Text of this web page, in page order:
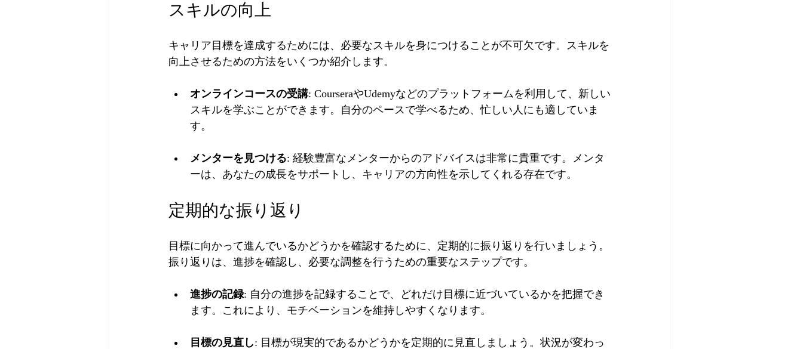
スキルの向上
キャリア目標を達成するためには、必要なスキルを身につけることが不可欠です。スキルを
向上させるための方法をいくつか紹介します。
オンラインコースの受講: CourseraやUdemyなどのプラットフォームを利用して、新しい
スキルを学ぶことができます。自分のペースで学べるため、忙しい人にも適していま
す。
メンターを見つける: 経験豊富なメンターからのアドバイスは非常に貴重です。メンタ
ーは、あなたの成長をサポートし、キャリアの方向性を示してくれる存在です。
定期的な振り返り
目標に向かって進んでいるかどうかを確認するために、定期的に振り返りを行いましょう。
振り返りは、進捗を確認し、必要な調整を行うための重要なステップです。
進捗の記録: 自分の進捗を記録することで、どれだけ目標に近づいているかを把握でき
ます。これにより、モチベーションを維持しやすくなります。
目標の見直し: 目標が現実的であるかどうかを定期的に見直しましょう。状況が変わっ